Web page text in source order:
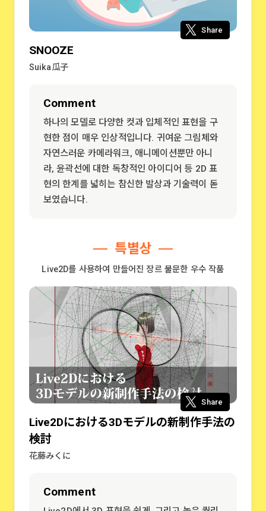
SNOOZE
Suika瓜子
Share
Comment
하나의 모델로 다양한 컷과 입체적인 표현을 구
현한 점이 매우 인상적입니다. 귀여운 그림체와
자연스러운 카메라워크, 애니메이션뿐만 아니
라, 윤곽선에 대한 독창적인 아이디어 등 2D 표
현의 한계를 넓히는 참신한 발상과 기술력이 돋
보였습니다.
특별상
Live2D를 사용하여 만들어진 장르 불문한 우수 작품
Live2Dにおける3Dモデルの新制作手法の
検討
花藤みくに
Share
Comment